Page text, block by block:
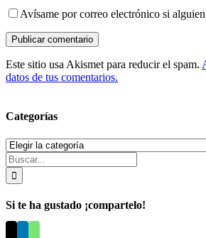
Avísame por correo electrónico si
Este sitio usa Akismet para reducir el spam.
datos de tus comentarios.
Categorías
Categorías
Buscar:
Si te ha gustado ¡compartelo!